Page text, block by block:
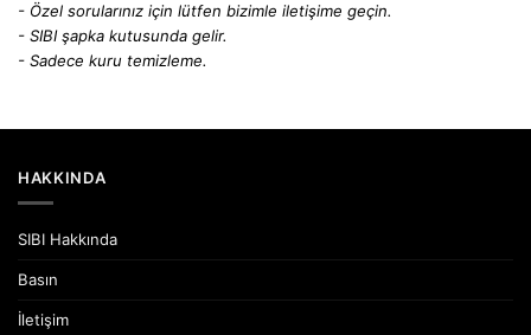
- Özel sorularınız için lütfen bizimle iletişime geçin.
- SIBI şapka kutusunda gelir.
- Sadece kuru temizleme.
HAKKINDA
SIBI Hakkında
Basın
İletişim